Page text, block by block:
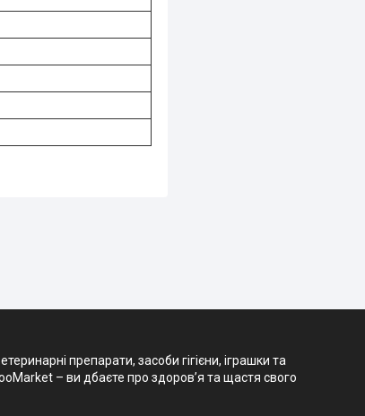
препарати, засоби гігієни, іграшки та
– ви дбаєте про здоров’я та щастя свого